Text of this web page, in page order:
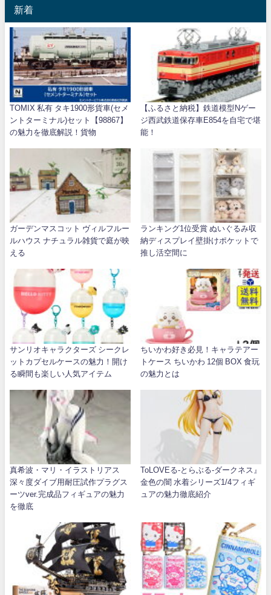
新着
TOMIX 私有 タキ1900形貨車(セメ
ントターミナル)セット【98867】
の魅力を徹底解説！貨物
【ふるさと納税】鉄道模型Nゲー
ジ西武鉄道保存車E854を自宅で堪
能！
ガーデンマスコット ヴィルフルー
ルハウス ナチュラル雑貨で庭が映
える
ランキング1位受賞 ぬいぐるみ収
納ディスプレイ壁掛けポケットで
推し活空間に
サンリオキャラクターズ シークレ
ットカプセルケースの魅力！開け
る瞬間も楽しい人気アイテム
ちいかわ好き必見！キャラテアー
トケース ちいかわ 12個 BOX 食玩
の魅力とは
真希波・マリ・イラストリアス
深々度ダイブ用耐圧試作プラグス
ーツver.完成品フィギュアの魅力
を徹底
ToLOVEる-とらぶる-ダークネス』
金色の闇 水着シリーズ1/4フィギ
ュアの魅力徹底紹介